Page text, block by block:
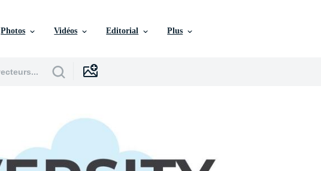
Photos Vidéos Editorial Plus